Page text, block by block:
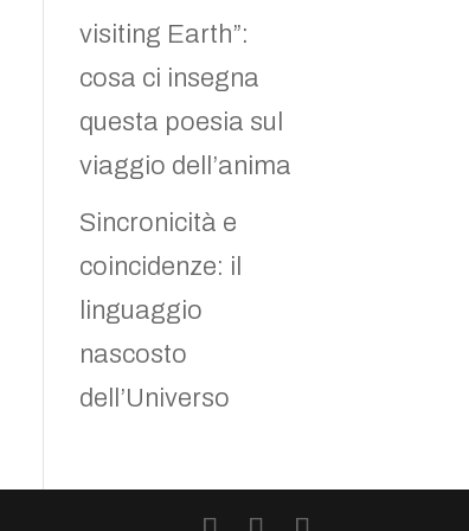
visiting Earth”:
cosa ci insegna
questa poesia sul
viaggio dell’anima
Sincronicità e
coincidenze: il
linguaggio
nascosto
dell’Universo